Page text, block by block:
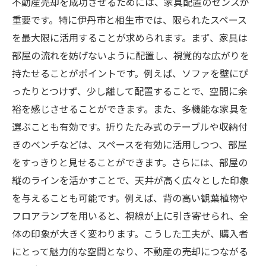
購入者に愛される街並みの魅力的な見せ方
地域の発展計画を視野に入れた将来性のア
ピール
ホームステージングで物件価値を最大化する方
法
家具や装飾品の選定で高級感を演出する技
術
コストを抑えつつ効果を最大化するための
アイデア
プロのステージングサービスを活用する利
点
DIYで可能な部分的なステージングの提案
物件の長所を引き立てるための演出方法
顧客満足度を高めるためのアフターフォロ
重要です。特に伊丹市と相生市では、限られたスペース
を最大限に活用することが求められます。まず、家具は
部屋の流れを妨げないように配置し、視覚的な広がりを
持たせることがポイントです。例えば、ソファを壁にぴ
ったりとつけず、少し離して配置することで、空間に余
裕を感じさせることができます。また、多機能な家具を
選ぶことも有効です。折りたたみ式のテーブルや収納付
きのベンチなどは、スペースを有効に活用しつつ、部屋
をすっきりと見せることができます。さらには、部屋の
縦のラインを活かすことで、天井が高く広々とした印象
を与えることも可能です。例えば、背の高い観葉植物や
フロアランプを用いると、視線が上に引き寄せられ、全
体の印象が大きく変わります。こうした工夫が、購入者
にとって魅力的な空間となり、不動産の売却につながる